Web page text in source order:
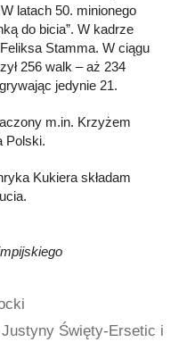
latach 50. minionego
do bicia”. W kadrze
Stamma. W ciągu
256 walk – aż 234
jedynie 21.
m.in. Krzyżem
Polski.
Kukiera składam
Justyny Święty-Ersetic i